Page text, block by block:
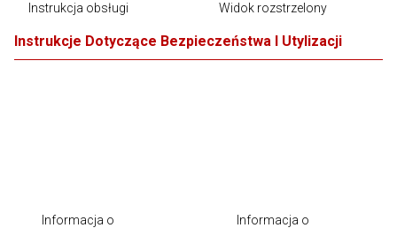
Instrukcja obsługi Widok rozstrzelony
Instrukcje Dotyczące Bezpieczeństwa I Utylizacji
Informacja o
Informacja o